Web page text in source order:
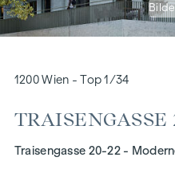
1200 Wien - Top 1/34
Traisengasse 20-22 -